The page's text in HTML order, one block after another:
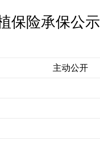
保险承保公示
主动公开